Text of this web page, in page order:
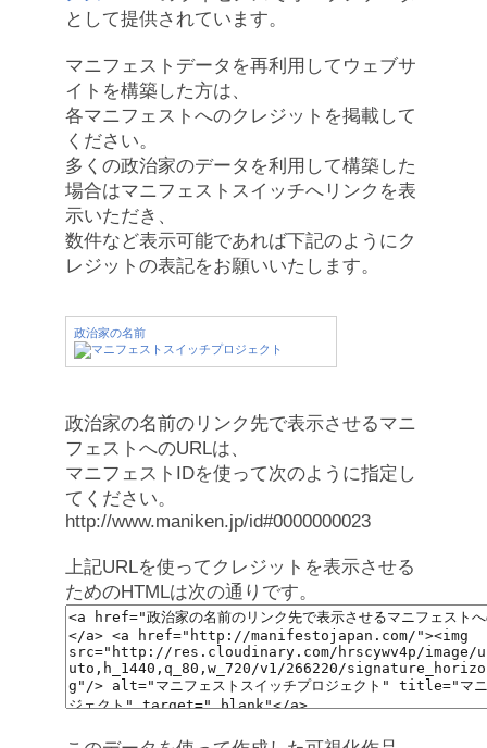
として提供されています。
マニフェストデータを再利用してウェブサ
イトを構築した方は、
各マニフェストへのクレジットを掲載して
ください。
多くの政治家のデータを利用して構築した
場合はマニフェストスイッチへリンクを表
示いただき、
数件など表示可能であれば下記のようにク
レジットの表記をお願いいたします。
政治家の名前
政治家の名前のリンク先で表示させるマニ
フェストへのURLは、
マニフェストIDを使って次のように指定し
てください。
http://www.maniken.jp/id#0000000023
上記URLを使ってクレジットを表示させる
ためのHTMLは次の通りです。